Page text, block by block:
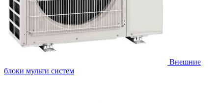
Внешние
блоки мульти систем